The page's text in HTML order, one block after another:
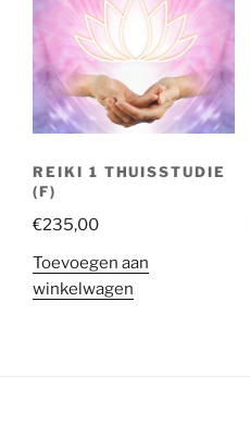
REIKI 1 THUISSTUDIE
(F)
€235,00
Toevoegen aan
winkelwagen